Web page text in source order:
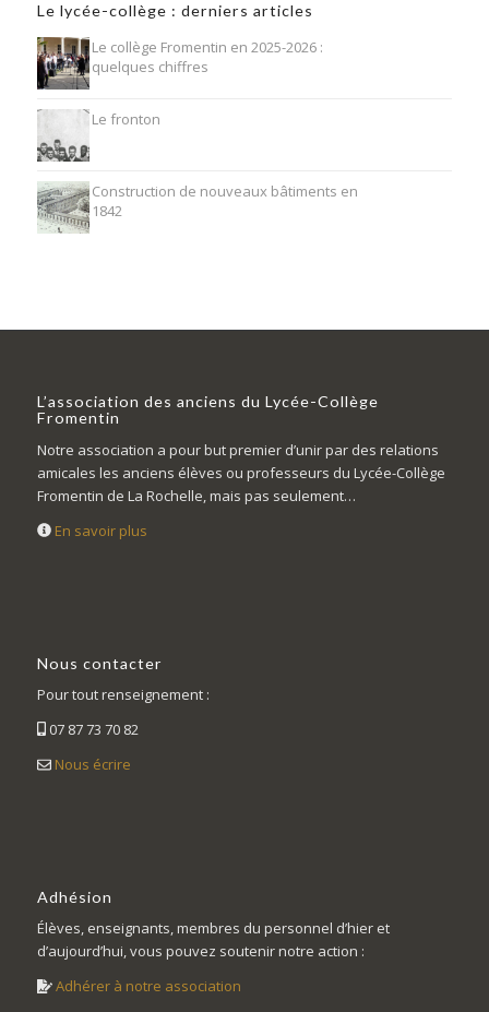
Le lycée-collège : derniers articles
Le collège Fromentin en 2025-2026 :
quelques chiffres
Le fronton
Construction de nouveaux bâtiments en
1842
L’association des anciens du Lycée-Collège
Fromentin
Notre association a pour but premier d’unir par des relations
amicales les anciens élèves ou professeurs du Lycée-Collège
Fromentin de La Rochelle, mais pas seulement…
En savoir plus
Nous contacter
Pour tout renseignement :
07 87 73 70 82
Nous écrire
Adhésion
Élèves, enseignants, membres du personnel d’hier et
d’aujourd’hui, vous pouvez soutenir notre action :
Adhérer à notre association